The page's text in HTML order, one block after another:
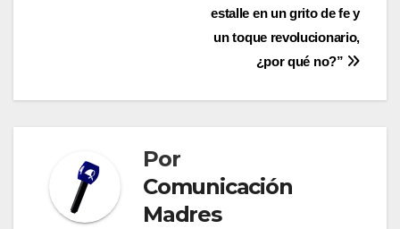
estalle en un grito de fe y
un toque revolucionario,
¿por qué no?”
Por
Comunicación
Madres